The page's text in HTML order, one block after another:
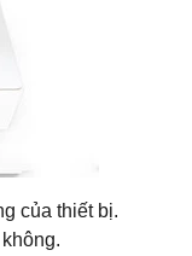
của thiết bị.